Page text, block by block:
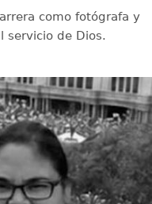
como fotógrafa y
servicio de Dios.